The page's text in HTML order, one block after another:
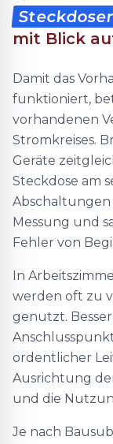
mit Blick
Damit das
funktioniert,
vorhandenen
Stromkreises.
Geräte
Steckdose am
Messung und
Fehler von
In
werden oft zu
genutzt.
ordentlicher
Ausrichtung
und die
Je nach